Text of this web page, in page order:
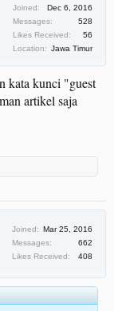
Joined:
Dec 6, 2016
Messages:
528
Likes Received:
56
Location: Jawa Timur
kata kunci "guest
artikel saja
Joined: Mar 25, 2016
Messages:
662
Likes Received:
408